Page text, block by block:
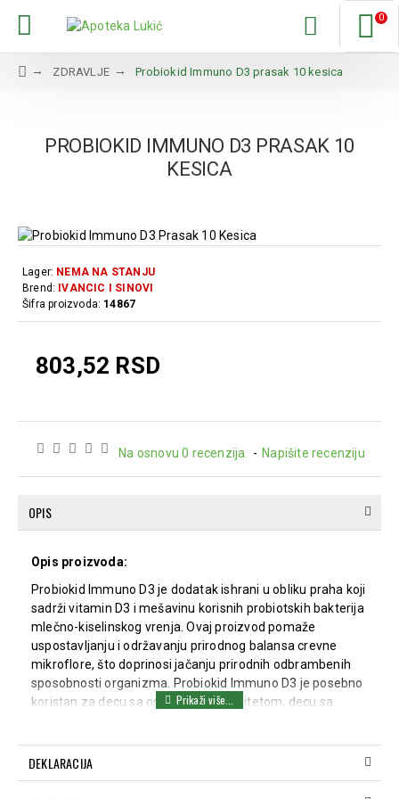
0
ZDRAVLJE Probiokid Immuno D3 prasak 10 kesica
PROBIOKID IMMUNO D3 PRASAK 10
KESICA
Na osnovu 0 recenzija. - Napišite recenziju
803,52 RSD
Lager: NEMA NA STANJU
Brend: IVANCIC I SINOVI
Šifra proizvoda: 14867
OPIS
Opis proizvoda:
Probiokid Immuno D3 je dodatak ishrani u obliku praha koji
sadrži vitamin D3 i mešavinu korisnih probiotskih bakterija
mlečno-kiselinskog vrenja. Ovaj proizvod pomaže
uspostavljanju i održavanju prirodnog balansa crevne
mikroflore, što doprinosi jačanju prirodnih odbrambenih
sposobnosti organizma. Probiokid Immuno D3 je posebno
koristan za decu sa oslabljenim imunitetom, decu sa
poput vrtića ili škole. Takođe, pogodan je za osobe
DEKLARACIJA